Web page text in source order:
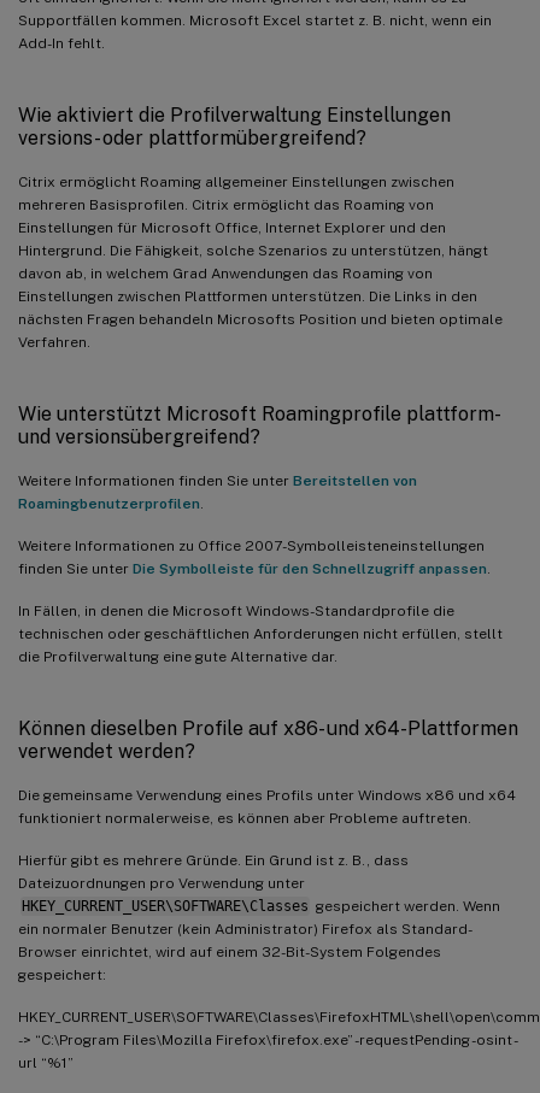
Supportfällen kommen. Microsoft Excel startet z. B. nicht, wenn ein
Add-In fehlt.
Wie aktiviert die Profilverwaltung Einstellungen
versions- oder plattformübergreifend?
Citrix ermöglicht Roaming allgemeiner Einstellungen zwischen
mehreren Basisprofilen. Citrix ermöglicht das Roaming von
Einstellungen für Microsoft Office, Internet Explorer und den
Hintergrund. Die Fähigkeit, solche Szenarios zu unterstützen, hängt
davon ab, in welchem Grad Anwendungen das Roaming von
Einstellungen zwischen Plattformen unterstützen. Die Links in den
nächsten Fragen behandeln Microsofts Position und bieten optimale
Verfahren.
Wie unterstützt Microsoft Roamingprofile plattform-
und versionsübergreifend?
Weitere Informationen finden Sie unter Bereitstellen von
Roamingbenutzerprofilen
Weitere Informationen zu Office 2007-Symbolleisteneinstellungen
finden Sie unter Die Symbolleiste für den Schnellzugriff anpassen
In Fällen, in denen die Microsoft Windows-Standardprofile die
technischen oder geschäftlichen Anforderungen nicht erfüllen, stellt
die Profilverwaltung eine gute Alternative dar.
Können dieselben Profile auf x86- und x64-Plattformen
verwendet werden?
Die gemeinsame Verwendung eines Profils unter Windows x86 und x64
funktioniert normalerweise, es können aber Probleme auftreten.
Hierfür gibt es mehrere Gründe. Ein Grund ist z. B., dass
Dateizuordnungen pro Verwendung unter
HKEY_CURRENT_USER\SOFTWARE\Classes gespeichert werden. Wenn
ein normaler Benutzer (kein Administrator) Firefox als Standard-
Browser einrichtet, wird auf einem 32-Bit-System Folgendes
gespeichert:
-> “C:\Program Files\Mozilla Firefox\firefox.exe” -requestPending -osint -
url “%1”